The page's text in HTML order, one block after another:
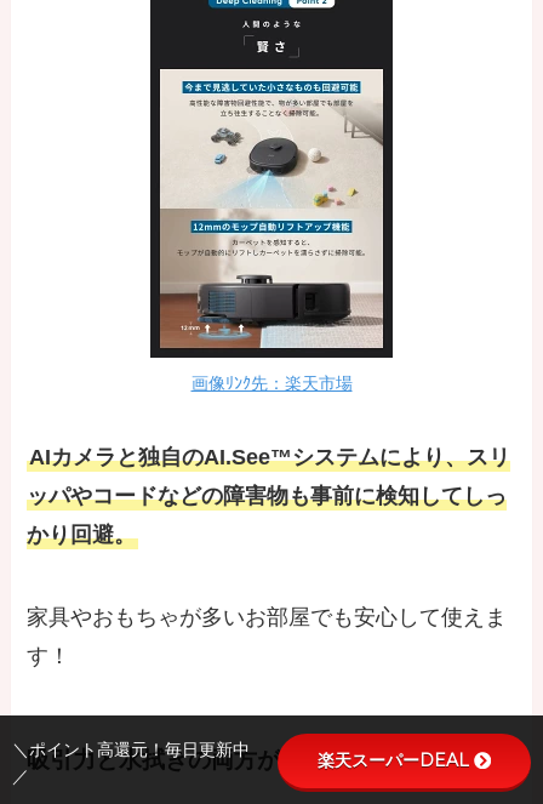
画像ﾘﾝｸ先：楽天市場
AIカメラと独自のAI.See™システムにより、スリ
ッパやコードなどの障害物も事前に検知してしっ
かり回避。
家具やおもちゃが多いお部屋でも安心して使えま
す！
吸引力と水拭きの両方ができる
＼ポイント高還元！毎日更新中
／
楽天スーパーDEAL